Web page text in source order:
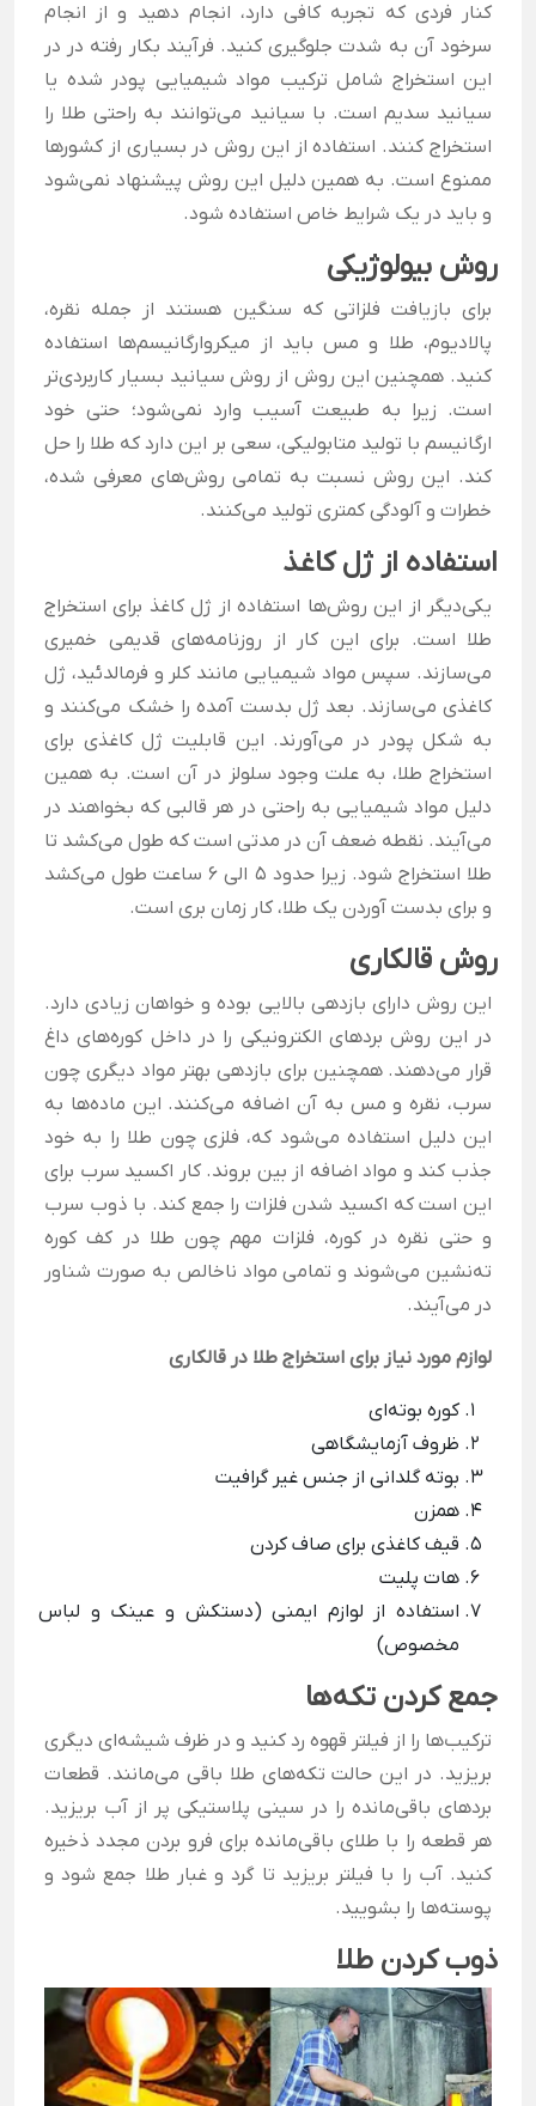
کنار فردی که تجربه کافی دارد، انجام دهید و از انجام
سرخود آن به شدت جلوگیری کنید. فرآیند بکار رفته در در
این استخراج شامل ترکیب مواد شیمیایی پودر شده یا
سیانید سدیم است. با سیانید می‌توانند به راحتی طلا را
استخراج کنند. استفاده از این روش در بسیاری از کشورها
ممنوع است. به همین دلیل این روش پیشنهاد نمی‌شود
و باید در یک شرایط خاص استفاده شود.
روش بیولوژیکی
برای بازیافت فلزاتی که سنگین هستند از جمله نقره،
پالادیوم، طلا و مس باید از میکروارگانیسم‌ها استفاده
کنید. همچنین این روش از روش سیانید بسیار کاربردی‌تر
است. زیرا به طبیعت آسیب وارد نمی‌شود؛ حتی خود
ارگانیسم با تولید متابولیکی، سعی بر این دارد که طلا را حل
کند. این روش نسبت به تمامی روش‌های معرفی شده،
خطرات و آلودگی کمتری تولید می‌کنند.
استفاده از ژل کاغذ
یکی‌دیگر از این روش‌ها استفاده از ژل کاغذ برای استخراج
طلا است. برای این کار از روزنامه‌های قدیمی خمیری
می‌سازند. سپس مواد شیمیایی مانند کلر و فرمالدئید، ژل
کاغذی می‌سازند. بعد ژل بدست آمده را خشک می‌کنند و
به شکل پودر در می‌آورند. این قابلیت ژل کاغذی برای
استخراج طلا، به علت وجود سلولز در آن است. به همین
دلیل مواد شیمیایی به راحتی در هر قالبی که بخواهند در
می‌آیند. نقطه ضعف آن در مدتی است که طول می‌کشد تا
طلا استخراج شود. زیرا حدود 5 الی 6 ساعت طول می‌کشد
و برای بدست آوردن یک طلا، کار زمان بری است.
روش قالکاری
این روش دارای بازدهی بالایی بوده و خواهان زیادی دارد.
در این روش بردهای الکترونیکی را در داخل کوره‌های داغ
قرار می‌دهند. همچنین برای بازدهی بهتر مواد دیگری چون
سرب، نقره و مس به آن اضافه می‌کنند. این ماده‌ها به
این دلیل استفاده می‌شود که، فلزی چون طلا را به خود
جذب کند و مواد اضافه از بین بروند. کار اکسید سرب برای
این است که اکسید شدن فلزات را جمع کند. با ذوب سرب
و حتی نقره در کوره، فلزات مهم چون طلا در کف کوره
ته‌نشین می‌شوند و تمامی مواد ناخالص به صورت شناور
در می‌آیند.
لوازم مورد نیاز برای استخراج طلا در قالکاری
کوره بوته‌ای
ظروف آزمایشگاهی
بوته گلدانی از جنس غیر گرافیت
همزن
قیف کاغذی برای صاف کردن
هات پلیت
استفاده از لوازم ایمنی (دستکش و عینک و لباس
مخصوص)
جمع کردن تکه‌ها
ترکیب‌ها را از فیلتر قهوه رد کنید و در ظرف شیشه‌ای دیگری
بریزید. در این حالت تکه‌های طلا باقی می‌مانند. قطعات
بردهای باقی‌مانده را در سینی پلاستیکی پر از آب بریزید.
هر قطعه را با طلای باقی‌مانده برای فرو بردن مجدد ذخیره
کنید. آب را با فیلتر بریزید تا گرد و غبار طلا جمع شود و
پوسته‌ها را بشویید.
ذوب کردن طلا